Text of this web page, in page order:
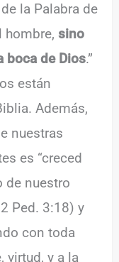
la Palabra de
hombre,sino
boca de Dios.”
están
Además,
nuestras
es “creced
de nuestro
Ped. 3:18) y
con toda
virtud, y a la